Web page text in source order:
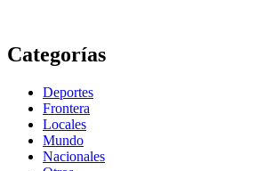
Categorías
Deportes
Frontera
Locales
Mundo
Nacionales